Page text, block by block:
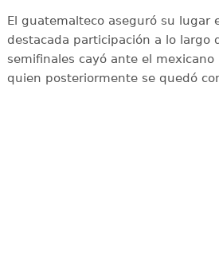
El guatemalteco aseguró su lugar
destacada participación a lo largo
semifinales cayó ante el mexicano
quien posteriormente se quedó